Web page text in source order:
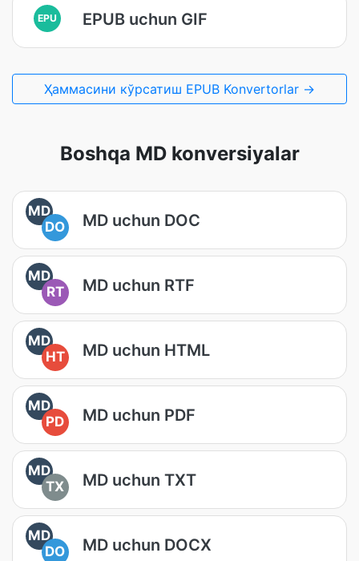
EPU EPUB uchun GIF
Ҳаммасини кўрсатиш EPUB Konvertorlar →
Boshqa MD konversiyalar
MD
DO
MD uchun DOC
MD
RT
MD uchun RTF
MD
HT
MD uchun HTML
MD
PD
MD uchun PDF
MD
TX
MD uchun TXT
MD
DO
MD uchun DOCX